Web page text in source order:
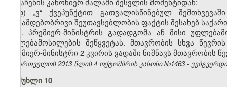
დ) „ვ“ ქვეპუნქტით გათვალისწინებულ
თანამდებობრივი შეუთავსებლობის ფაქტის შესახებ
3. პრემიერ-მინისტრის გადადგომა ან მისი
უფლებამოსილების შეწყვეტას. მთავრობის სხვა
პრემიერ-მინისტრი 2 კვირის ვადაში ნიშნავს მთავრობის
საქართველოს 2013 წლის 4 ოქტომბრის კანონი №1463 -
მუხლი 10